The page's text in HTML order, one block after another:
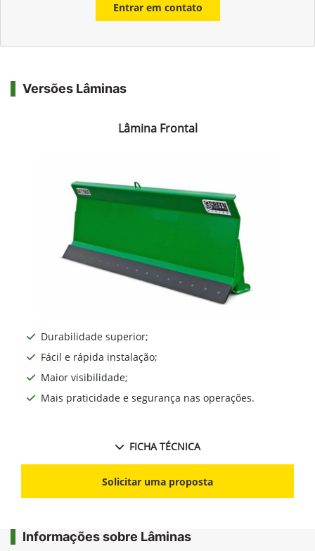
Entrar em contato
Versões Lâminas
Lâmina Frontal
Durabilidade superior;
Fácil e rápida instalação;
Maior visibilidade;
Mais praticidade e segurança nas operações.
FICHA TÉCNICA
Solicitar uma proposta
Informações sobre Lâminas